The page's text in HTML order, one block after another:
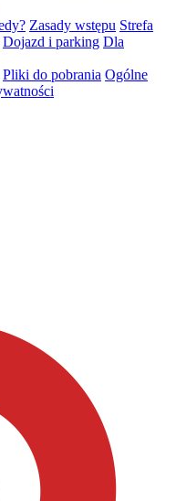
Zasady wstępu Strefa
Dojazd i parking Dla
Pliki do pobrania Ogólne